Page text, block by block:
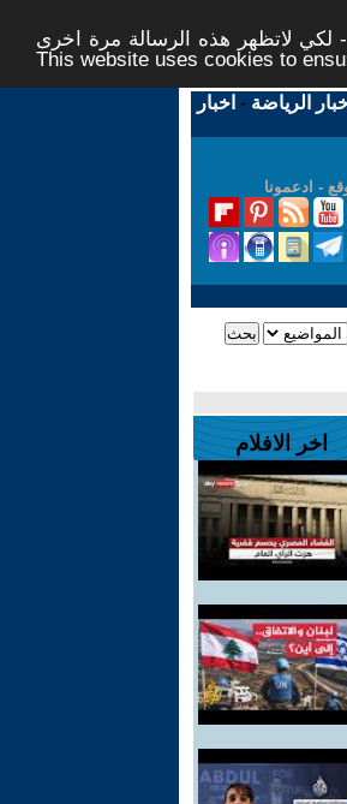
لاتظهر هذه الرسالة مرة اخرى -
This website uses cookies to
الرياضة - اخبار
- ادعمونا
اخر الافلام